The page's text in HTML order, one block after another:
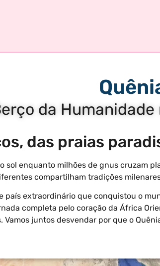
da
das praias
sol enquanto milhões de gnus cruzam
compartilham tradições
país extraordinário que conquistou o
completa pelo coração da África
juntos desvendar por que o